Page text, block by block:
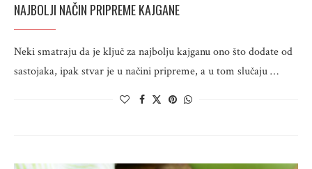
NAJBOLJI NAČIN PRIPREME KAJGANE
Neki smatraju da je ključ za najbolju kajganu ono što dodate od
sastojaka, ipak stvar je u načini pripreme, a u tom slučaju …